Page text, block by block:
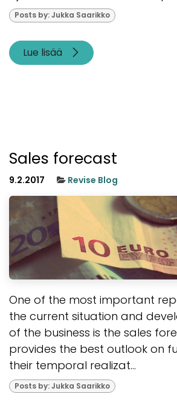
Posts by: Jukka Saarikko
Lue lisää
Sales forecast
9.2.2017 Revise Blog
One of the most important
the current situation and
of the business is the sales
provides the best outlook on
their temporal realizat...
Posts by: Jukka Saarikko